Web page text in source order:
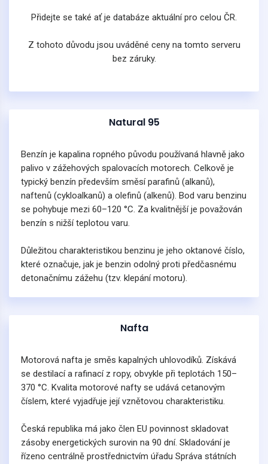
Přidejte se také ať je databáze aktuální pro celou ČR.
Z tohoto důvodu jsou uváděné ceny na tomto serveru
bez záruky.
Natural 95
Benzín je kapalina ropného původu používaná hlavně jako
palivo v zážehových spalovacích motorech. Celkově je
typický benzín především směsí parafinů (alkanů),
naftenů (cykloalkanů) a olefinů (alkenů). Bod varu benzinu
se pohybuje mezi 60–120 °C. Za kvalitnější je považován
benzín s nižší teplotou varu.
Důležitou charakteristikou benzinu je jeho oktanové číslo,
které označuje, jak je benzin odolný proti předčasnému
detonačnímu zážehu (tzv. klepání motoru).
Nafta
Motorová nafta je směs kapalných uhlovodíků. Získává
se destilací a rafinací z ropy, obvykle při teplotách 150–
370 °C. Kvalita motorové nafty se udává cetanovým
číslem, které vyjadřuje její vznětovou charakteristiku.
Česká republika má jako člen EU povinnost skladovat
zásoby energetických surovin na 90 dní. Skladování je
řízeno centrálně prostřednictvím úřadu Správa státních